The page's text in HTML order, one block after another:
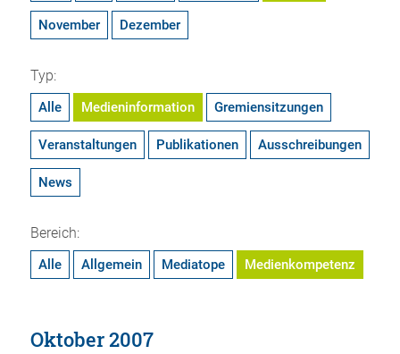
November Dezember
Typ:
Alle Medieninformation Gremiensitzungen
Veranstaltungen Publikationen Ausschreibungen
News
Bereich:
Alle Allgemein Mediatope Medienkompetenz
Oktober 2007